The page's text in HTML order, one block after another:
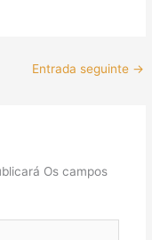
Entrada seguinte →
Os campos